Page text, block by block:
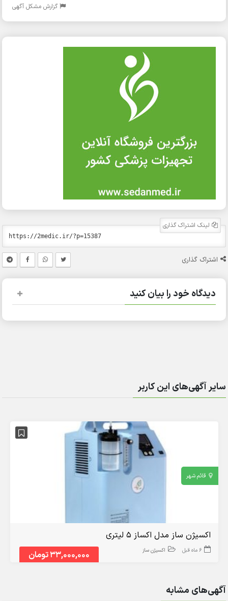
گزارش مشکل آگهی
لینک اشتراک گذاری
اشتراک گذاری
دیدگاه خود را بیان کنید
سایر آگهی‌های این کاربر
قائم شهر
33,000,000 تومان
اکسیژن ساز مدل اکساز ۵ لیتری
6 ماه قبل اکسیژن ساز
آگهی‌های مشابه